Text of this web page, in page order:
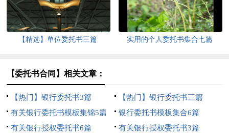
【精选】单位委托书三篇 实用的个人委托书集合七篇
【委托书合同】相关文章：
【热门】银行委托书3篇
【热门】银行委托书三篇
有关银行委托书模板集锦5篇
银行委托书模板集合6篇
有关银行授权委托书6篇
有关银行授权委托书3篇